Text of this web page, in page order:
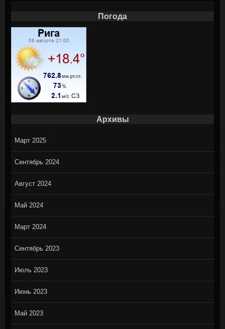
Погода
Архивы
Март 2025
Сентябрь 2024
Август 2024
Май 2024
Март 2024
Сентябрь 2023
Июль 2023
Июнь 2023
Май 2023